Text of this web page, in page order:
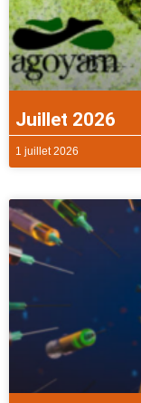
Juillet 2026
1 juillet 2026